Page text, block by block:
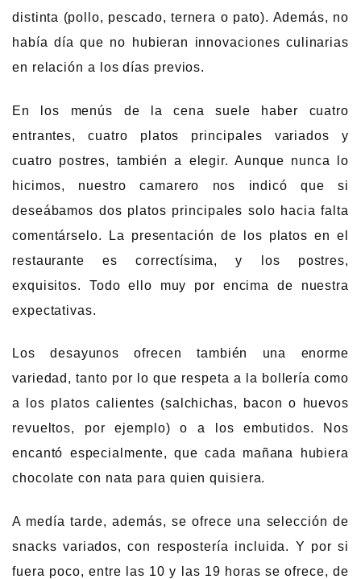
distinta (pollo, pescado, ternera o pato). Además, no
había día que no hubieran innovaciones culinarias
en relación a los días previos.
En los menús de la cena suele haber cuatro
entrantes, cuatro platos principales variados y
cuatro postres, también a elegir. Aunque nunca lo
hicimos, nuestro camarero nos indicó que si
deseábamos dos platos principales solo hacia falta
comentárselo. La presentación de los platos en el
restaurante es correctísima, y los postres,
exquisitos. Todo ello muy por encima de nuestra
expectativas.
Los desayunos ofrecen también una enorme
variedad, tanto por lo que respeta a la bollería como
a los platos calientes (salchichas, bacon o huevos
revueltos, por ejemplo) o a los embutidos. Nos
encantó especialmente, que cada mañana hubiera
chocolate con nata para quien quisiera.
A medía tarde, además, se ofrece una selección de
snacks variados, con respostería incluida. Y por si
fuera poco, entre las 10 y las 19 horas se ofrece, de